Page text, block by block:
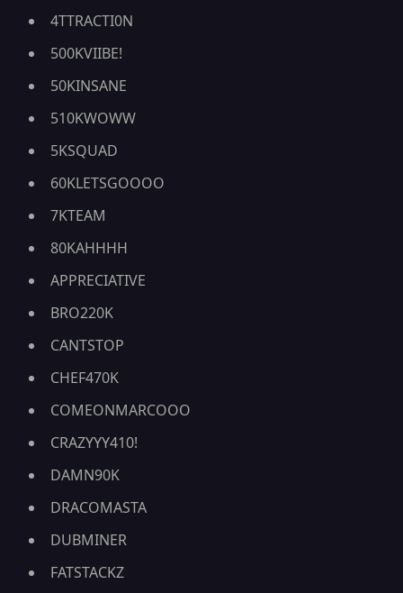
4TTRACTI0N
500KVIIBE!
50KINSANE
510KWOWW
5KSQUAD
60KLETSGOOOO
7KTEAM
80KAHHHH
APPRECIATIVE
BRO220K
CANTSTOP
CHEF470K
COMEONMARCOOO
CRAZYYY410!
DAMN90K
DRACOMASTA
DUBMINER
FATSTACKZ